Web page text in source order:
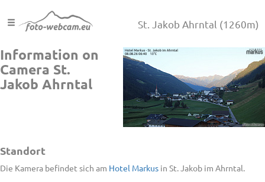
St. Jakob Ahrntal (1260m)
Information on
Camera St.
Jakob Ahrntal
Standort
Die Kamera befindet sich am Hotel Markus in St. Jakob im Ahrntal.